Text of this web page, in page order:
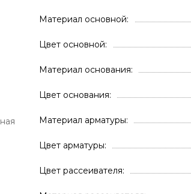
Материал основной
Цвет основной
Материал основания
Цвет основания
Материал арматуры
Цвет арматуры
Цвет рассеивателя